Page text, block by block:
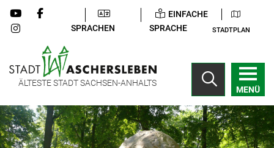
SPRACHEN
EINFACHE
SPRACHE
STADTPLAN
ÄLTESTE STADT SACHSEN-ANHALTS
MENÜ